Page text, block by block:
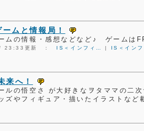
ムと情報局！
ムの情報・感想などなど♪ ゲームは
23:33更新 ： IS＜インフィ… | IS＜イン
来へ！
ルの悟空さ が大好きなヲタママの二
ズやフィギュア・描いたイラストなど